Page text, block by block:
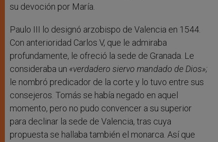
su devoción por María.
Paulo III lo designó arzobispo de Valencia en 1544.
Con anterioridad Carlos V, que le admiraba
profundamente, le ofreció la sede de Granada. Le
consideraba un «verdadero siervo mandado de Dios»;
le nombró predicador de la corte y lo tuvo entre sus
consejeros. Tomás se había negado en aquel
momento, pero no pudo convencer a su superior
para declinar la sede de Valencia, tras cuya
propuesta se hallaba también el monarca. Así que